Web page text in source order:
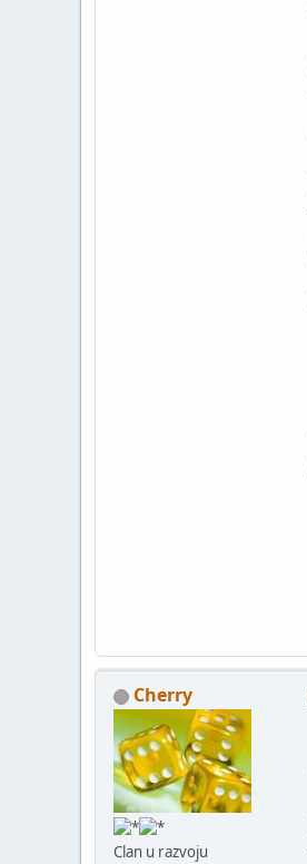
Cherry
Clan u razvoju